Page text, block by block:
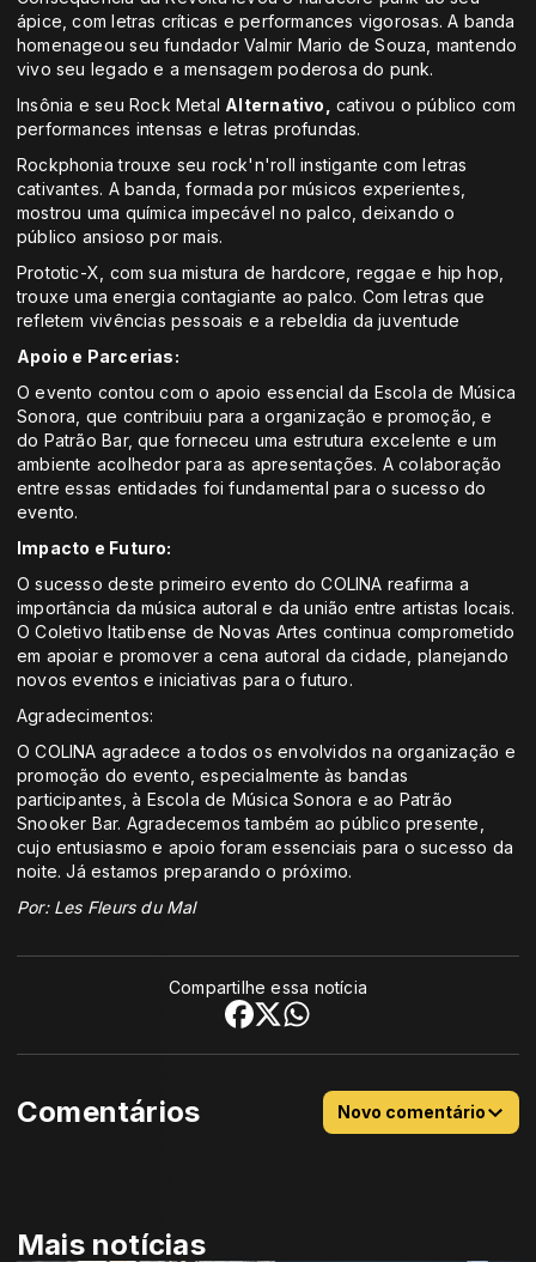
ápice, com letras críticas e performances vigorosas. A banda
homenageou seu fundador Valmir Mario de Souza, mantendo
vivo seu legado e a mensagem poderosa do punk.
Insônia e seu Rock Metal Alternativo,
cativou o público com
performances intensas e letras profundas.
Rockphonia trouxe seu rock'n'roll instigante com letras
cativantes. A banda, formada por músicos experientes,
mostrou uma química impecável no palco, deixando o
público ansioso por mais.
Prototic-X, com sua mistura de hardcore, reggae e hip hop,
trouxe uma energia contagiante ao palco. Com letras que
refletem vivências pessoais e a rebeldia da juventude
Apoio e Parcerias:
O evento contou com o apoio essencial da Escola de Música
Sonora, que contribuiu para a organização e promoção, e
do Patrão Bar, que forneceu uma estrutura excelente e um
ambiente acolhedor para as apresentações. A colaboração
entre essas entidades foi fundamental para o sucesso do
evento.
Impacto e Futuro:
O sucesso deste primeiro evento do COLINA reafirma a
importância da música autoral e da união entre artistas locais.
O Coletivo Itatibense de Novas Artes continua comprometido
em apoiar e promover a cena autoral da cidade, planejando
novos eventos e iniciativas para o futuro.
Agradecimentos:
O COLINA agradece a todos os envolvidos na organização e
promoção do evento, especialmente às bandas
participantes, à Escola de Música Sonora e ao Patrão
Snooker Bar. Agradecemos também ao público presente,
cujo entusiasmo e apoio foram essenciais para o sucesso da
noite. Já estamos preparando o próximo.
Por: Les Fleurs du Mal
Compartilhe essa notícia
Comentários Novo comentário
Mais notícias